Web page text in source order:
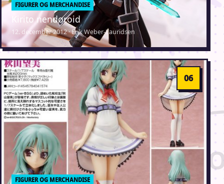
FIGURER OG MERCHANDISE
Kirito nendoroid
12. december 2012 · Erik Weber-Lauridsen
FIGURER OG MERCHANDISE